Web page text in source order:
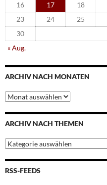
16
17 18
23
24 25
30
« Aug.
ARCHIV NACH MONATEN
Archiv
nach
Monaten
ARCHIV NACH THEMEN
Archiv
nach
Themen
RSS-FEEDS